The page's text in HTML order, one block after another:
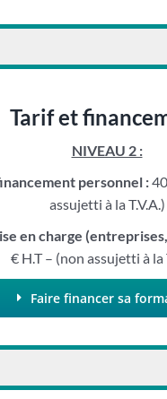
Tarif et
NIVEAU 2 :
personnel :
assujetti à la T.V.A.)
en charge
€ H.T – (non assujetti à la
Faire financer sa